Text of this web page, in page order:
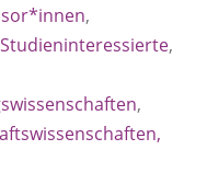
,
Studieninteressierte,
,